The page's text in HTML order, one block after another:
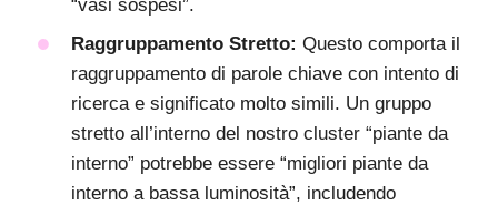
“vasi sospesi”.
Raggruppamento Stretto: Questo comporta il
raggruppamento di parole chiave con intento di
ricerca e significato molto simili. Un gruppo
stretto all’interno del nostro cluster “piante da
interno” potrebbe essere “migliori piante da
interno a bassa luminosità”, includendo